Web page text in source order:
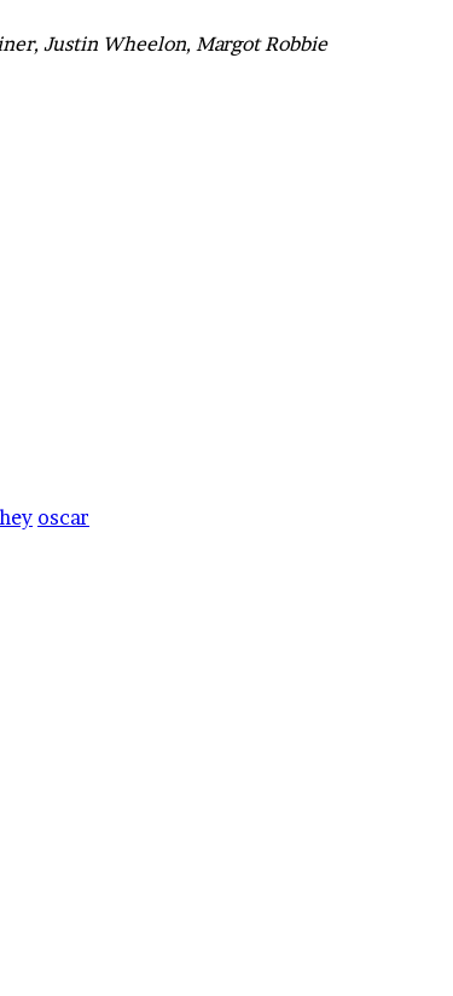
Justin Wheelon, Margot Robbie
oscar